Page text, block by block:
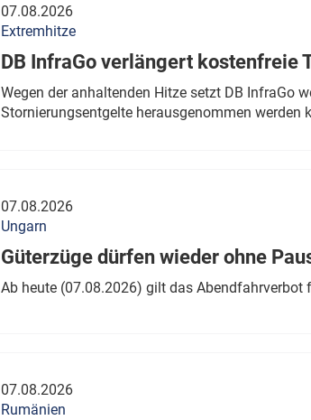
07.08.2026
Extremhitze
DB InfraGo verlängert kostenfreie
Wegen der anhaltenden Hitze setzt DB InfraGo
Stornierungsentgelte herausgenommen werden
07.08.2026
Ungarn
Güterzüge dürfen wieder ohne
Ab heute (07.08.2026) gilt das Abendfahrverbot
07.08.2026
Rumänien